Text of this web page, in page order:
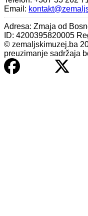
Email:
Adresa: Zmaja od
ID: 4200395820005
© zemaljskimuzej.ba
preuzimanje sadržaja